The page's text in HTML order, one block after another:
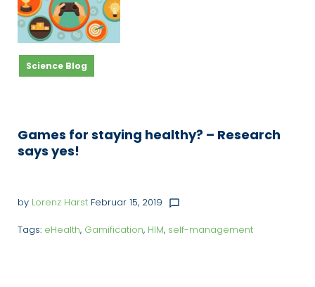
Science Blog
Games for staying healthy? – Research
says yes!
by Lorenz Harst Februar 15, 2019 chat_bubble_outline
Tags: eHealth, Gamification, HIM, self-management